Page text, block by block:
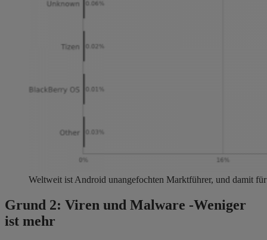
Weltweit ist Android unangefochten Marktführer, und damit
Grund 2: Viren und Malware -Weniger
ist mehr